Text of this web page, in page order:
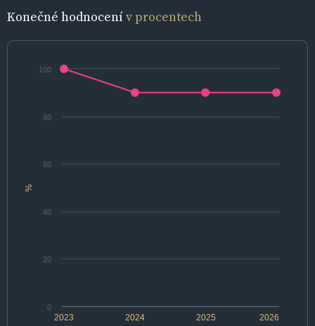
Konečné hodnocenív procentech
%
2024 2026
2023 2025
0
20
40
60
80
100